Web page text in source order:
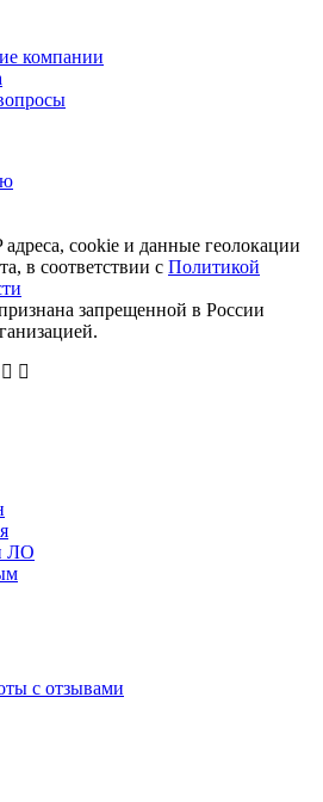
компании
адреса, cookie и данные геолокации
в соответствии с Политикой
запрещенной в России
ЛО
с отзывами